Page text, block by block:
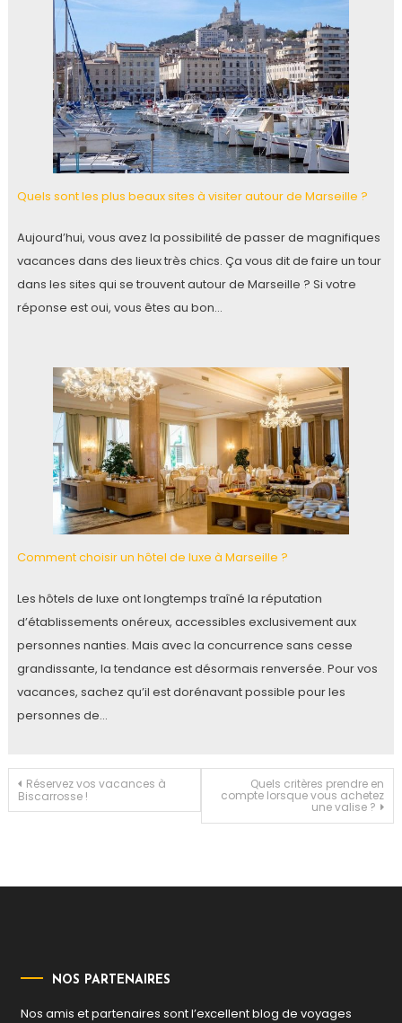
Quels sont les plus beaux sites à visiter autour de Marseille ?
Aujourd’hui, vous avez la possibilité de passer de magnifiques
vacances dans des lieux très chics. Ça vous dit de faire un tour
dans les sites qui se trouvent autour de Marseille ? Si votre
réponse est oui, vous êtes au bon…
Comment choisir un hôtel de luxe à Marseille ?
Les hôtels de luxe ont longtemps traîné la réputation
d’établissements onéreux, accessibles exclusivement aux
personnes nanties. Mais avec la concurrence sans cesse
grandissante, la tendance est désormais renversée. Pour vos
vacances, sachez qu’il est dorénavant possible pour les
personnes de…
Navigation
Réservez vos vacances à
Biscarrosse !
Quels critères prendre en
compte lorsque vous achetez
une valise ?
NOS PARTENAIRES
Nos amis et partenaires sont l’excellent blog de voyages